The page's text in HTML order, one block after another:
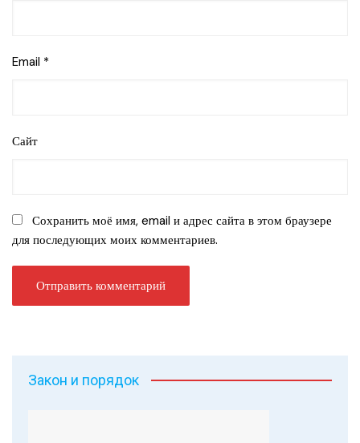
Email *
Сайт
Сохранить моё имя, email и адрес сайта в этом браузере
для последующих моих комментариев.
Закон и порядок